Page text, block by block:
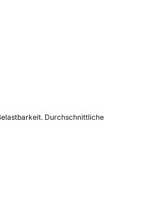
Durchschnittliche